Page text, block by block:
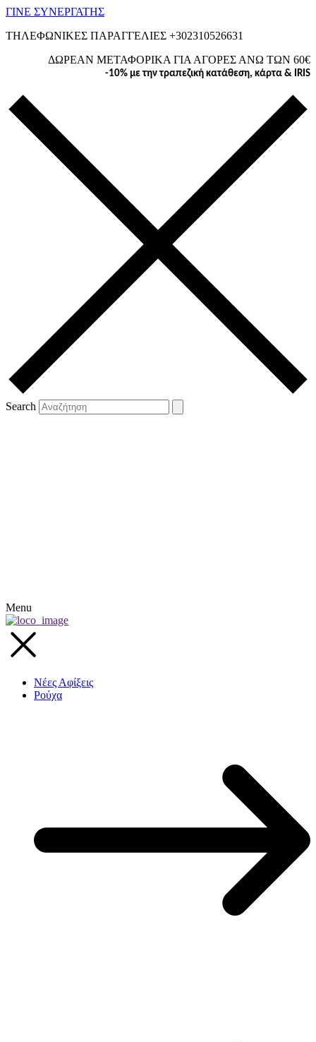
ΓΙΝΕ ΣΥΝΕΡΓΑΤΗΣ
ΤΗΛΕΦΩΝΙΚΕΣ ΠΑΡΑΓΓΕΛΙΕΣ +302310526631
ΔΩΡΕΑΝ ΜΕΤΑΦΟΡΙΚΑ ΓΙΑ ΑΓΟΡΕΣ ΑΝΩ ΤΩΝ 60€
-10% με την τραπεζική κατάθεση, κάρτα & IRIS
Search
Menu
Νέες Αφίξεις
Ρούχα